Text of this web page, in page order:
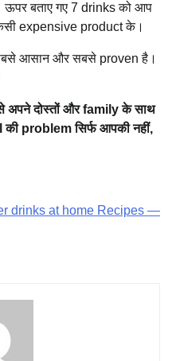
बताए गए 7 drinks को आप
expensive product के।
आसान और सबसे proven है।
अपने दोस्तों और family के साथ
problem सिर्फ आपकी नहीं,
drinks at home Recipes —